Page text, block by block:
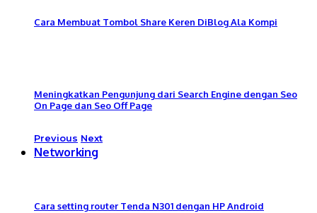
Cara Membuat Tombol Share Keren DiBlog Ala Kompi
Meningkatkan Pengunjung dari Search Engine dengan Seo
On Page dan Seo Off Page
Previous Next
Networking
Cara setting router Tenda N301 dengan HP Android